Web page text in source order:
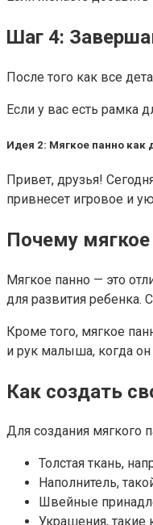
Шаг 4:
После того как все
Если у вас есть рамка
Идея 2: Мягкое панно как
Привет, друзья!
привнесет игровое и
Почему мягкое
Мягкое панно — это
для развития
Кроме того, мягкое
и рук малыша, когда он
Как создать
Для создания мягкого
Толстая ткань,
Наполнитель,
Швейные
Украшения,